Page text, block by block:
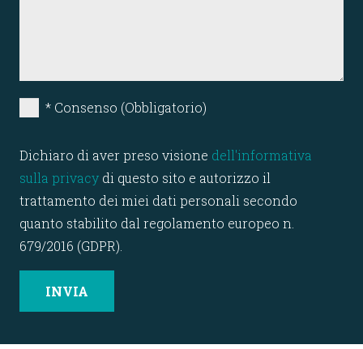
* Consenso (Obbligatorio)
Dichiaro di aver preso visione dell'informativa
sulla privacy di questo sito e autorizzo il
trattamento dei miei dati personali secondo
quanto stabilito dal regolamento europeo n.
679/2016 (GDPR).